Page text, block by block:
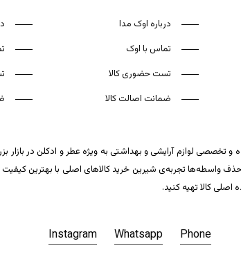
درباره اوک مدا
تماس با اوک
تست حضوری کالا
ضمانت اصالت کالا
تخصصی لوازم آرایشی و بهداشتی به ویژه عطر و ادکلن در بازار
تجربه‌ی شیرین خرید کالاهای اصلی با بهترین کیفیت
کالا تهیه کنید.
Instagram Whatsapp Phone